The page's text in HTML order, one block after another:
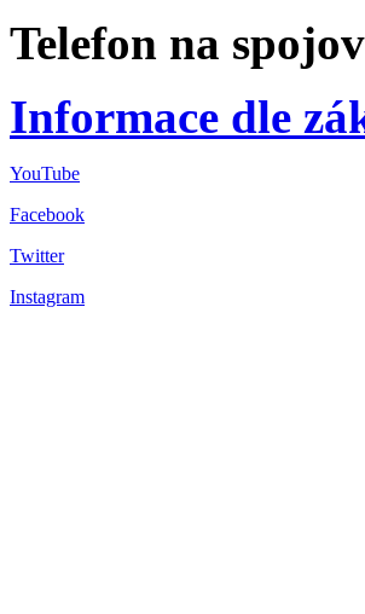
Telefon na
Informace dle
YouTube
Facebook
Twitter
Instagram